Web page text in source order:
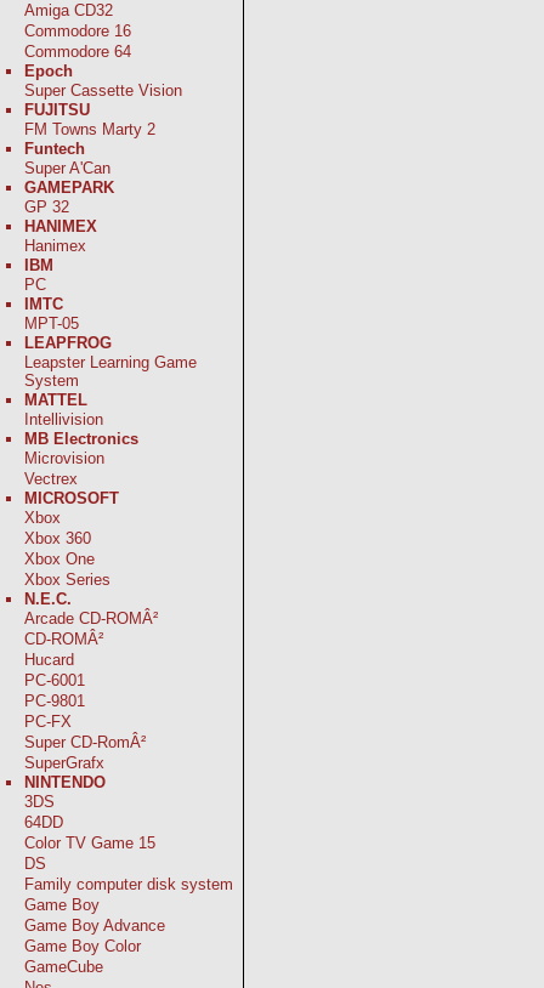
Amiga CD32
Commodore 16
Commodore 64
Epoch
Super Cassette Vision
FUJITSU
FM Towns Marty 2
Funtech
Super A'Can
GAMEPARK
GP 32
HANIMEX
Hanimex
IBM
PC
IMTC
MPT-05
LEAPFROG
Leapster Learning Game
System
MATTEL
Intellivision
MB Electronics
Microvision
Vectrex
MICROSOFT
Xbox
Xbox 360
Xbox One
Xbox Series
N.E.C.
Arcade CD-ROMÂ²
CD-ROMÂ²
Hucard
PC-6001
PC-9801
PC-FX
Super CD-RomÂ²
SuperGrafx
NINTENDO
3DS
64DD
Color TV Game 15
DS
Family computer disk system
Game Boy
Game Boy Advance
Game Boy Color
GameCube